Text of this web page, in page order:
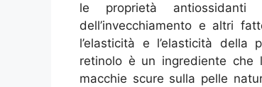
le proprietà antiossidanti
dell’invecchiamento e altri
l’elasticità e l’elasticità della
retinolo è un ingrediente
macchie scure sulla pelle